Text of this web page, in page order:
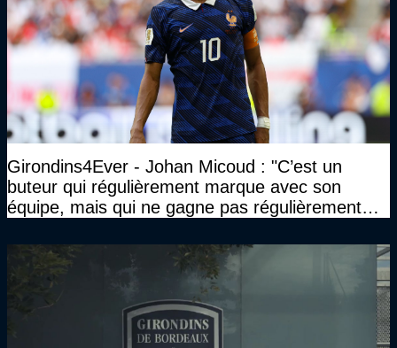
Girondins4Ever - Johan Micoud : "C’est un
buteur qui régulièrement marque avec son
équipe, mais qui ne gagne pas régulièrement